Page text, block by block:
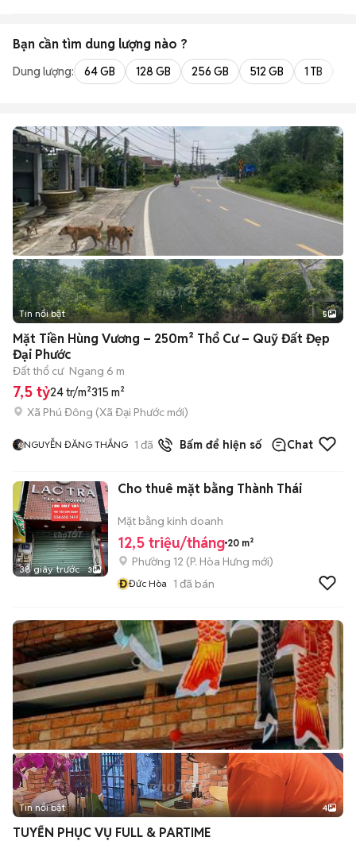
Bạn cần tìm dung lượng nào ?
Dung lượng: 64 GB 128 GB 256 GB 512 GB 1 TB
Tin nổi bật 5
Mặt Tiền Hùng Vương – 250m² Thổ Cư – Quỹ Đất Đẹp
Đại Phước
Đất thổ cư Ngang 6 m
7,5 tỷ24 tr/m²315 m²
Xã Phú Đông (Xã Đại Phước mới)
NGUYỄN ĐĂNG THẮNG 1 đã bán Bấm để hiện số Chat
38 giây trước 3
Cho thuê mặt bằng Thành Thái
Mặt bằng kinh doanh
12,5 triệu/tháng 20 m²
Phường 12 (P. Hòa Hưng mới)
ĐĐức Hòa 1 đã bán
Tin nổi bật 4
TUYỂN PHỤC VỤ FULL & PARTIME